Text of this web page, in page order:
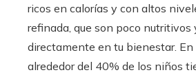
ricos en calorías y con altos
refinada, que son poco nutritivos
directamente en tu bienestar. En
alrededor del 40% de los niños